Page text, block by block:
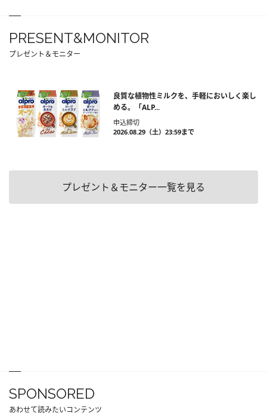
PRESENT&MONITOR
プレゼント＆モニター
良質な植物性ミルクを、手軽においしく楽し
める。「ALP...
申込締切
2026.08.29（土）23:59まで
プレゼント＆モニター一覧を見る
SPONSORED
あわせて読みたいコンテンツ